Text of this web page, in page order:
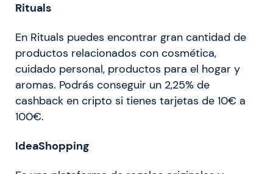
Rituals
En Rituals puedes encontrar gran cantidad de
productos relacionados con cosmética,
cuidado personal, productos para el hogar y
aromas. Podrás conseguir un 2,25% de
cashback en cripto si tienes tarjetas de 10€ a
100€.
IdeaShopping